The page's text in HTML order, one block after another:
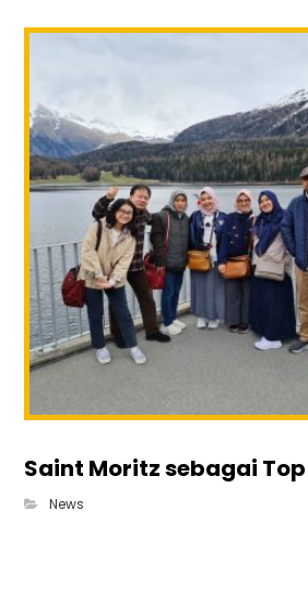
Saint Moritz sebagai
News